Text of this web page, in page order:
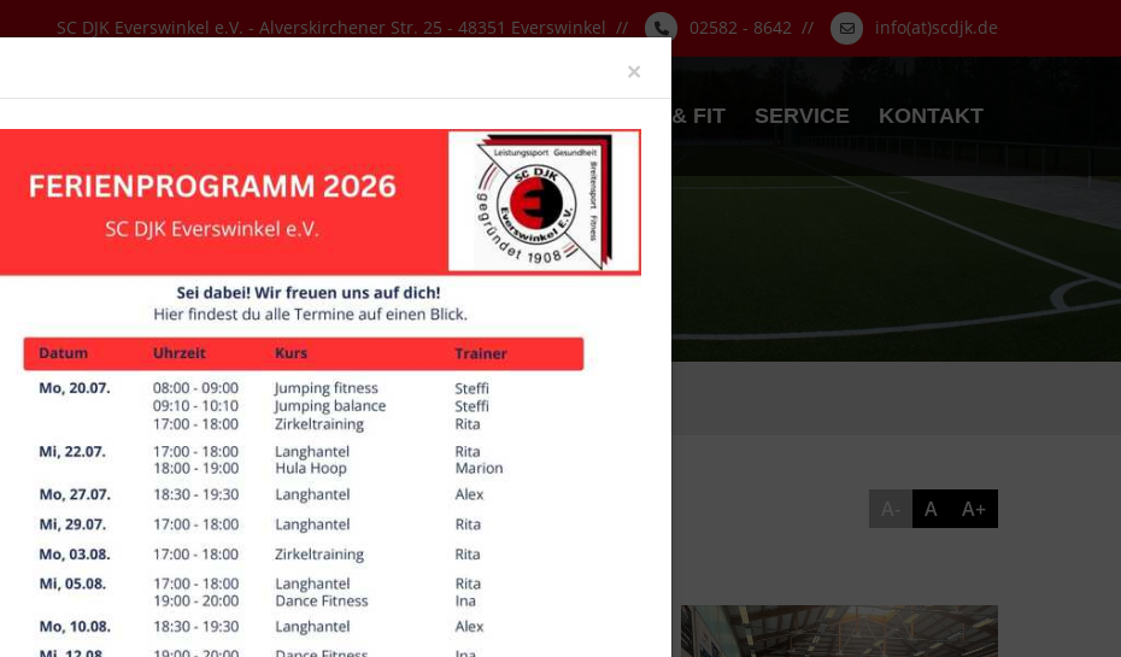
SC DJK Everswinkel e.V. - Alverskirchener Str. 25 - 48351 Everswinkel // 02582 - 8642 // info(at)scdjk.de
GESUND & FIT SERVICE KONTAKT
Bildergalerien Minis-2022
A A+
Minis 2022
×